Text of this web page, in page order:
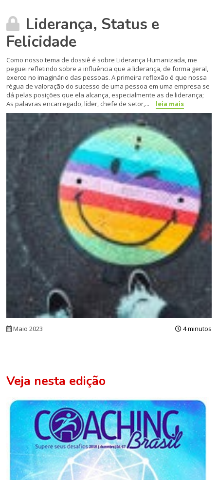
Liderança, Status e
Felicidade
Como nosso tema de dossiê é sobre Liderança Humanizada, me
peguei refletindo sobre a influência que a liderança, de forma geral,
exerce no imaginário das pessoas. A primeira reflexão é que nossa
régua de valoração do sucesso de uma pessoa em uma empresa se
dá pelas posições que ela alcança, especialmente as de liderança;
As palavras encarregado, líder, chefe de setor,...
leia mais
Maio 2023 4 minutos
Veja nesta edição